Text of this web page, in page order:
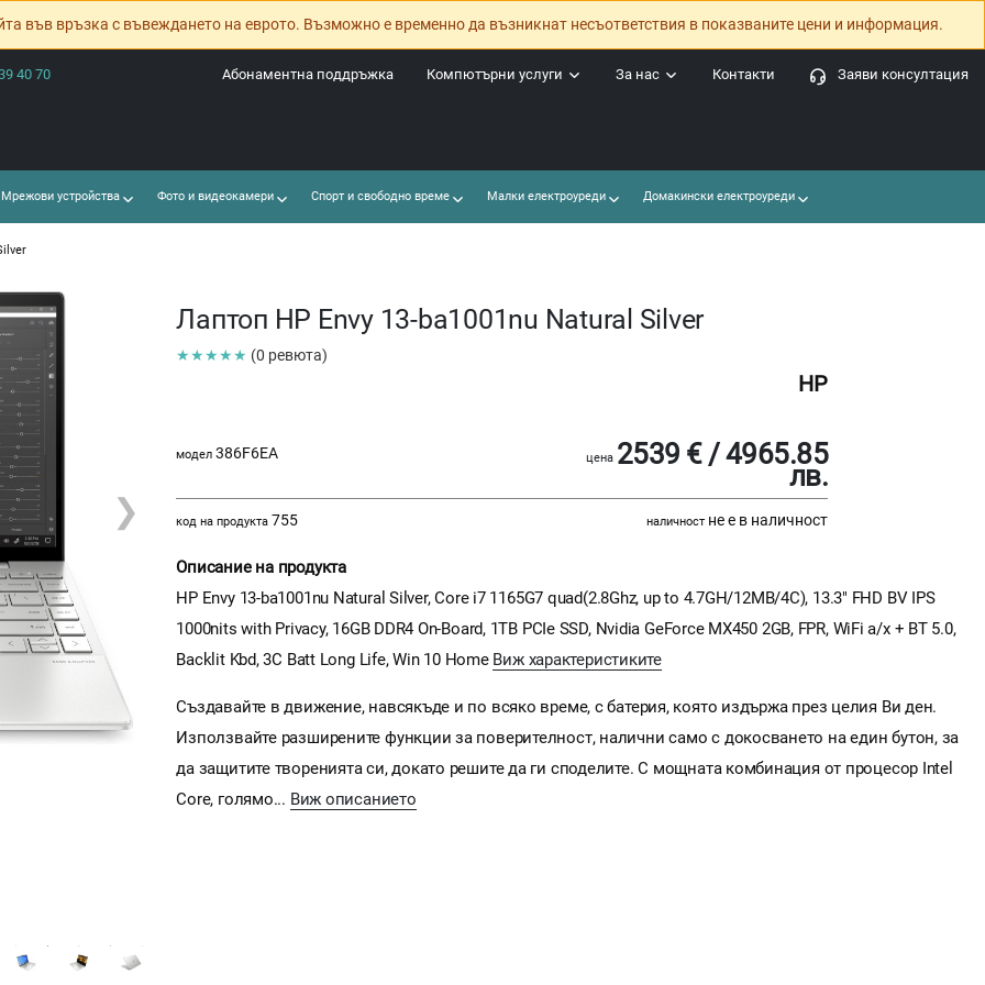
във връзка с въвеждането на еврото. Възможно е временно да възникнат несъответствия в показваните цени и информация.
40 70 Заяви консултация
Контакти
За нас
Компютърни услуги
Абонаментна поддръжка
устройства Фото и видеокамери Спорт и свободно време Малки електроуреди Домакински електроуреди
❯
Лаптоп HP Envy 13-ba1001nu Natural Silver
★★★★★ (0 ревюта)
HP
модел 386F6EA цена 2539 € / 4965.85
лв.
код на продукта 755 наличност не е в наличност
Описание на продукта
HP Envy 13-ba1001nu Natural Silver, Core i7 1165G7 quad(2.8Ghz, up to 4.7GH/12MB/4C), 13.3" FHD BV IPS
1000nits with Privacy, 16GB DDR4 On-Board, 1TB PCIe SSD, Nvidia GeForce MX450 2GB, FPR, WiFi a/x + BT 5.0,
Backlit Kbd, 3C Batt Long Life, Win 10 Home Виж характеристиките
Създавайте в движение, навсякъде и по всяко време, с батерия, която издържа през целия Ви ден.
Използвайте разширените функции за поверителност, налични само с докосването на един бутон, за
да защитите творенията си, докато решите да ги споделите. С мощната комбинация от процесор Intel
Core, голямо... Виж описанието